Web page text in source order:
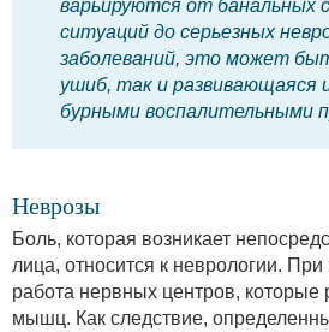
варьируются от банальных
ситуаций до серьезных
заболеваний, это может
ушиб, так и развивающаяся
бурными воспалительными
Неврозы
Боль, которая возникает
лица, относится к неврологии.
работа нервных центров, которые
мышц. Как следствие,